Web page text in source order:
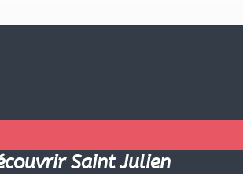
Saint Julien